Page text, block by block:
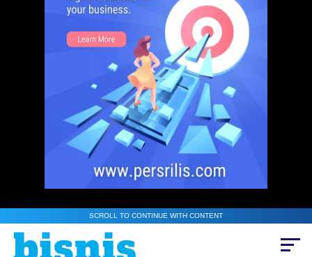
SCROLL TO CONTINUE WITH CONTENT